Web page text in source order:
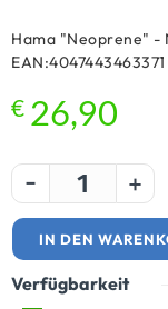
Hama "Neoprene" -
EAN:4047443463371
€ 26,90
- +
IN DEN
Verfügbarkeit